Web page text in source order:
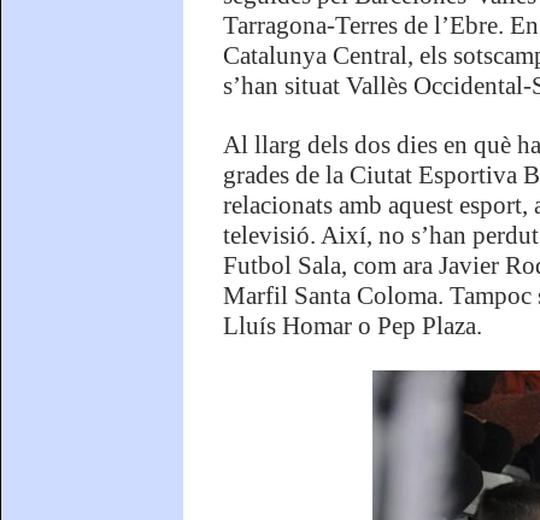
Tarragona-Terres de l’Ebre.
Catalunya Central, els
s’han situat Vallès
Al llarg dels dos dies en què
grades de la Ciutat Esportiva
relacionats amb aquest
televisió. Així, no s’han
Futbol Sala, com ara Javier
Marfil Santa Coloma. Tampoc
Lluís Homar o Pep Plaza.